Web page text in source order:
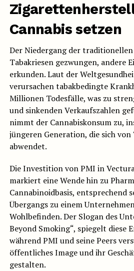
Cannabis setzen
Der Niedergang der
Tabakriesen gezwungen, andere
erkunden. Laut der
verursachen tabakbedingte
Millionen Todesfälle, was zu
und sinkenden Verkaufszahlen
nimmt der Cannabiskonsum zu,
jüngeren Generation, die sich
abwendet.
Die Investition von PMI in
markiert eine Wende hin zu
Cannabinoidbasis, entsprechend
Übergangs zu einem
Wohlbefinden. Der Slogan des
Beyond Smoking“, spiegelt diese
während PMI und seine Peers
öffentliches Image und ihr
gestalten.